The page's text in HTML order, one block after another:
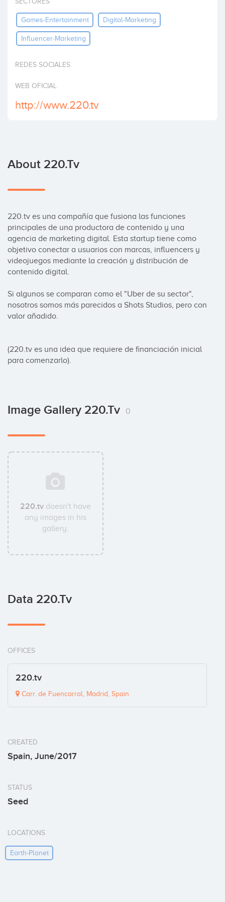
Games-Entertainment Digital-Marketing
Influencer-Marketing
REDES SOCIALES
WEB OFICIAL
http://www.220.tv
About 220.tv
220.tv es una compañía que fusiona las funciones
principales de una productora de contenido y una
agencia de marketing digital. Esta startup tiene como
objetivo conectar a usuarios con marcas, influencers y
videojuegos mediante la creación y distribución de
contenido digital.
Si algunos se comparan como el "Uber de su sector",
nosotros somos más parecidos a Shots Studios, pero con
valor añadido.
(220.tv es una idea que requiere de financiación inicial
para comenzarlo).
Image Gallery 220.tv 0
220.tv doesn't have
any images in his
gallery.
Data 220.tv
OFFICES
220.tv
Carr. de Fuencarral, Madrid, Spain
CREATED
Spain, June/2017
STATUS
Seed
LOCATIONS
Earth-Planet